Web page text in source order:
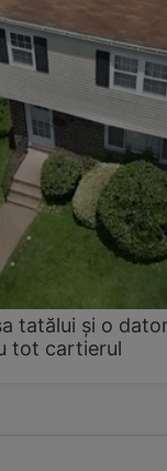
tatălui și o
tot cartierul